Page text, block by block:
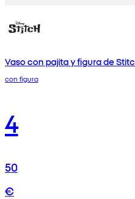
Vaso con pajita y figura de
con figura
4
50
€